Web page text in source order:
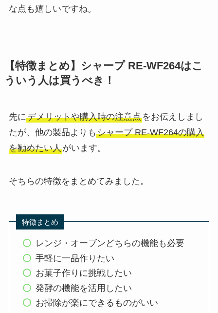
な点も嬉しいですね。
【特徴まとめ】シャープ RE-WF264はこ
ういう人は買うべき！
先にデメリットや購入時の注意点をお伝えしまし
たが、他の製品よりも シャープ RE-WF264の購入
を勧めたい人がいます。
そちらの特徴をまとめてみました。
特徴まとめ
レンジ・オーブンどちらの機能も必要
手軽に一品作りたい
お菓子作りに挑戦したい
発酵の機能を活用したい
お掃除が楽にできるものがいい